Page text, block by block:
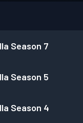
Season 7
Season 5
Season 4